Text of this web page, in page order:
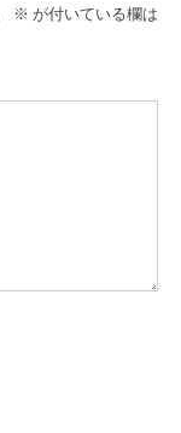
※ が付いている欄は